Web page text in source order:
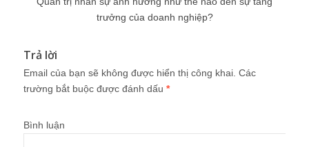
trưởng của doanh nghiệp?
Trả lời
Email của bạn sẽ không được hiển thị công khai. Các
trường bắt buộc được đánh dấu *
Bình luận